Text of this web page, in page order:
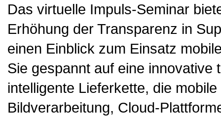
Das virtuelle Impuls-Seminar
Erhöhung der Transparenz in
einen Einblick zum Einsatz
Sie gespannt auf eine
intelligente Lieferkette, die
Bildverarbeitung, Cloud-